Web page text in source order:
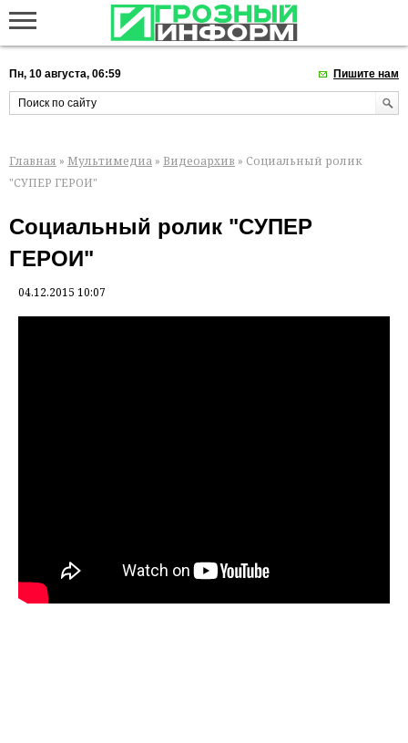
Пн, 10 августа, 06:59 Пишите нам
Главная » Мультимедиа » Видеоархив » Социальный ролик
"СУПЕР ГЕРОИ"
Социальный ролик "СУПЕР
ГЕРОИ"
04.12.2015 10:07